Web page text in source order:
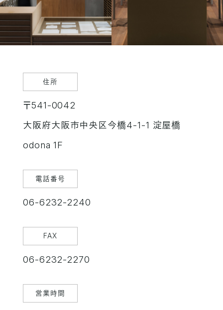
住所
〒541-0042
大阪府大阪市中央区今橋4-1-1 淀屋橋
odona 1F
電話番号
06-6232-2240
FAX
06-6232-2270
営業時間